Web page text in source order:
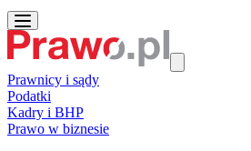
Prawnicy i sądy
Podatki
Kadry i BHP
Prawo w biznesie